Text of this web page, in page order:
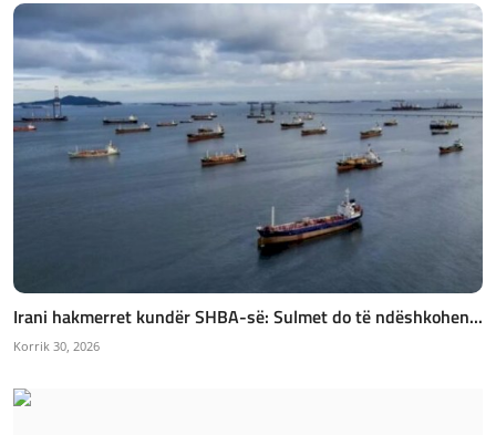
Irani hakmerret kundër SHBA-së: Sulmet do të ndëshkohen...
Korrik 30, 2026